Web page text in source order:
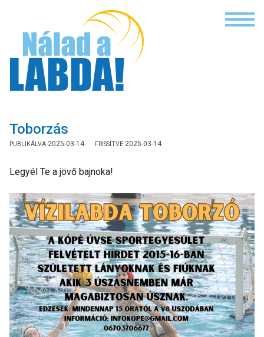
NÁLAD A
Toborzás
2025-03-14 2025-03-14
Legyél Te a jövő bajnoka!